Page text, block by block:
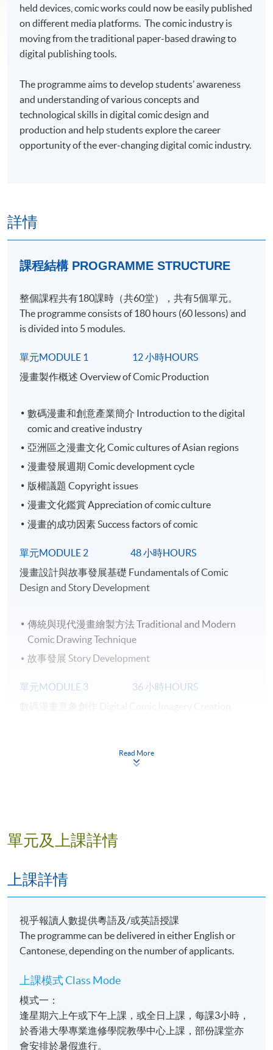
held devices, comic works could now be easily published
on different media platforms. The comic industry is
moving from the traditional paper-based drawing to
digital publishing tools.
The programme aims to develop students’ awareness
and understanding of various concepts and
technological skills in digital comic design and
production and help students explore the career
opportunity of the ever-changing digital comic industry.
詳情
課程結構 PROGRAMME STRUCTURE
整個課程共有180課時（共60堂），共有5個單元。
The programme consists of 180 hours (60 lessons) and
is divided into 5 modules.
單元MODULE 1 12 小時HOURS
漫畫製作概述 Overview of Comic Production
數碼漫畫和創意產業簡介 Introduction to the digital
comic and creative industry
亞洲區之漫畫文化 Comic cultures of Asian regions
漫畫發展週期 Comic development cycle
版權議題 Copyright issues
漫畫文化鑑賞 Appreciation of comic culture
漫畫的成功因素 Success factors of comic
單元MODULE 2 48 小時HOURS
漫畫設計與故事發展基礎 Fundamentals of Comic
Design and Story Development
傳統與現代漫畫繪製方法 Traditional and Modern
Comic Drawing Technique
故事發展 Story Development
單元MODULE 3 36 小時HOURS
communication design
角色配置和設計 Character setting and design
不同材料的繪製技巧 Technique of drawing different
materials
漫畫框架和佈局設計 Digital comic frame and layout
design
單元MODULE 4 69 小時HOURS
數碼漫畫製作 Digital Comic Production
數碼漫畫軟件的應用 Application of digital comic
Read More
單元及上課詳情
上課詳情
視乎報讀人數提供粵語及/或英語授課
The programme can be delivered in either English or
Cantonese, depending on the number of applicants.
上課模式 Class Mode
模式一：
逢星期六上午或下午上課，或全日上課，每課3小時，
於香港大學專業進修學院教學中心上課，部份課堂亦
會安排於暑假進行。